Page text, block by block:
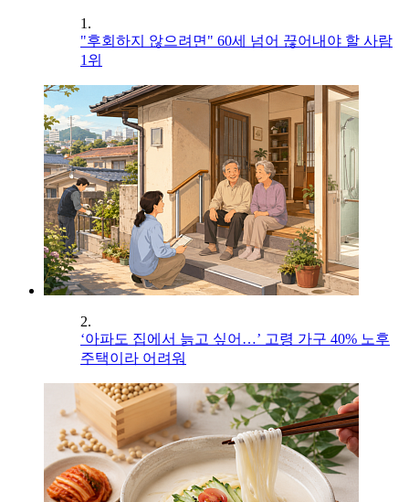
1.
"후회하지 않으려면" 60세 넘어 끊어내야 할 사람
1위
2.
‘아파도 집에서 늙고 싶어…’ 고령 가구 40% 노후
주택이라 어려워